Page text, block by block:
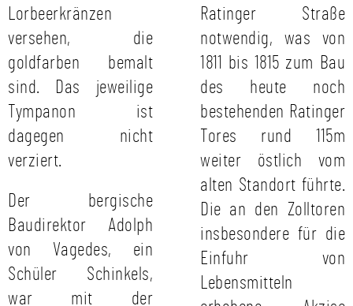
Lorbeerkränzen
versehen, die
goldfarben bemalt
sind. Das jeweilige
Tympanon ist
dagegen nicht
verziert.
Der bergische
Baudirektor Adolph
von Vagedes, ein
Schüler Schinkels,
war mit der
Ratinger Straße
notwendig, was von
1811 bis 1815 zum Bau
des heute noch
bestehenden Ratinger
Tores rund 115m
weiter östlich vom
alten Standort führte.
Die an den Zolltoren
insbesondere für die
Einfuhr von
Lebensmitteln